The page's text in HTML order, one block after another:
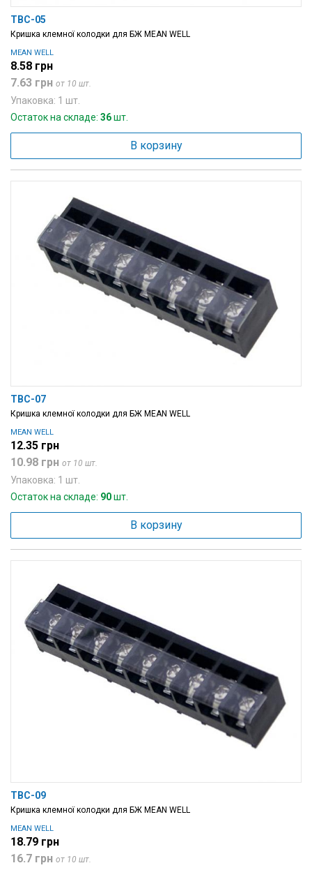
TBC-05
Кришка клемної колодки для БЖ MEAN WELL
MEAN WELL
8.58 грн
7.63 грн от 10 шт.
Упаковка: 1 шт.
Остаток на складе: 36шт.
В корзину
TBC-07
Кришка клемної колодки для БЖ MEAN WELL
MEAN WELL
12.35 грн
10.98 грн от 10 шт.
Упаковка: 1 шт.
Остаток на складе: 90шт.
В корзину
TBC-09
Кришка клемної колодки для БЖ MEAN WELL
MEAN WELL
18.79 грн
16.7 грн от 10 шт.